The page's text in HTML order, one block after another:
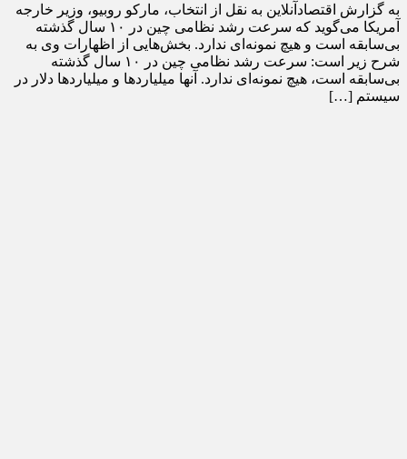
به گزارش اقتصادآنلاین به نقل از انتخاب، مارکو روبیو، وزیر خارجه
آمریکا می‌گوید که سرعت رشد نظامی چین در ۱۰ سال گذشته
بی‌سابقه است و هیچ نمونه‌ای ندارد. بخش‌هایی از اظهارات وی به
شرح زیر است: سرعت رشد نظامی چین در ۱۰ سال گذشته
بی‌سابقه است، هیچ نمونه‌ای ندارد. آنها میلیارد‌ها و میلیارد‌ها دلار در
سیستم […]